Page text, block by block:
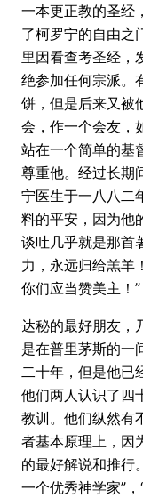
一本更正教的圣经
了柯罗宁的自由之
里因看查考圣经，
绝参加任何宗派。
饼，但是后来又被
会，作一个会友，
站在一个简单的基
尊重他。经过长期
宁医生于一八八二
料的平安，因为他
谈吐几乎就是那首
力，永远归给羔羊
你们应当赞美主！”
达秘的最好朋友，
是在普里茅斯的一
二十年，但是他已
他们两人认识了四
教训。他们纵然有
者基本原理上，因
的最好解说和推行
一个优秀神学家”